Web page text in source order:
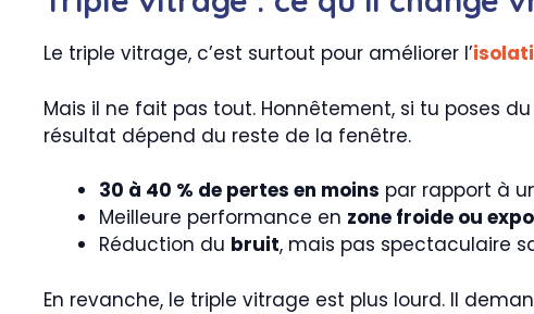
Le triple vitrage, c’est surtout pour améliorer l’
Mais il ne fait pas tout. Honnêtement, si tu poses
résultat dépend du reste de la fenêtre.
30 à 40 % de pertes en moins par rapport à
Meilleure performance en zone froide ou
Réduction du bruit, mais pas spectaculaire
En revanche, le triple vitrage est plus lourd. Il